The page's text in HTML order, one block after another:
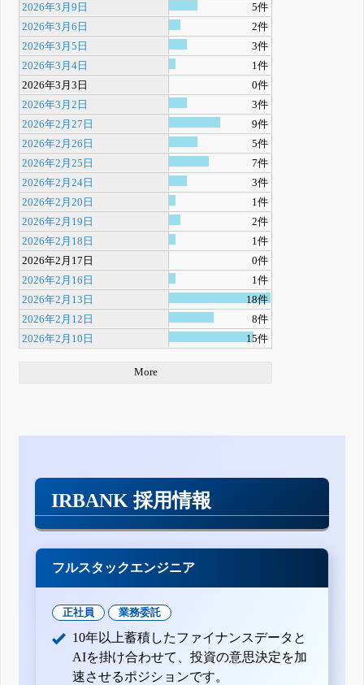
2026年3月9日
5件
2026年3月6日
2件
2026年3月5日
3件
2026年3月4日
1件
2026年3月3日
0件
2026年3月2日
3件
2026年2月27日
9件
2026年2月26日
5件
2026年2月25日
7件
2026年2月24日
3件
2026年2月20日
1件
2026年2月19日
2件
2026年2月18日
1件
2026年2月17日
0件
2026年2月16日
1件
2026年2月13日
18件
2026年2月12日
8件
2026年2月10日
15件
More
IRBANK 採用情報
フルスタックエンジニア
正社員 業務委託
10年以上蓄積したファイナンスデータと
AIを掛け合わせて、投資の意思決定を加
速させるポジションです。